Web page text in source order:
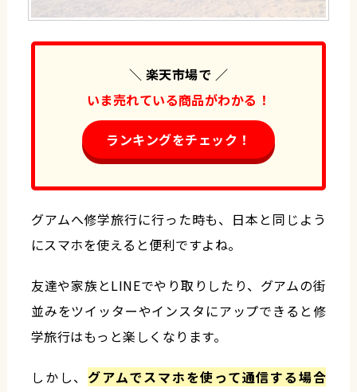
＼ 楽天市場で ／
いま売れている商品がわかる！
ランキングをチェック！
グアムへ修学旅行に行った時も、日本と同じよう
にスマホを使えると便利ですよね。
友達や家族とLINEでやり取りしたり、グアムの街
並みをツイッターやインスタにアップできると修
学旅行はもっと楽しくなります。
しかし、グアムでスマホを使って通信する場合